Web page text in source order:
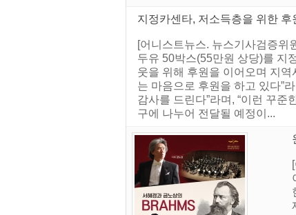
지정카센타, 저소득층을 위한 후
[어니스트뉴스. 뉴스기사검증위
두유 50박스(55만원 상당)를 지
웃을 위해 후원을 이어오며 지
는 마음으로 후원을 하고 있다”
감사를 드린다”라며, “이런 꾸
구에 나누어 전달될 예정이...